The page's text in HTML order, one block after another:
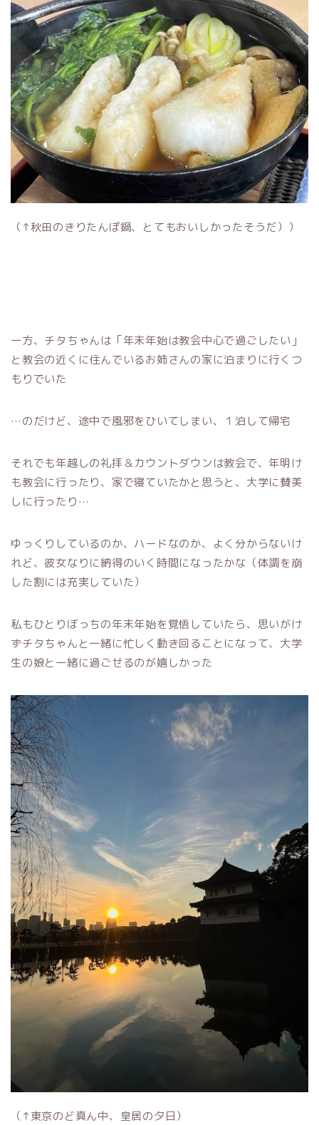
（↑秋田のきりたんぽ鍋、とてもおいしかったそうだ））
一方、チタちゃんは「年末年始は教会中心で過ごしたい」
と教会の近くに住んでいるお姉さんの家に泊まりに行くつ
もりでいた
…のだけど、途中で風邪をひいてしまい、１泊して帰宅
それでも年越しの礼拝＆カウントダウンは教会で、年明け
も教会に行ったり、家で寝ていたかと思うと、大学に賛美
しに行ったり…
ゆっくりしているのか、ハードなのか、よく分からないけ
れど、彼女なりに納得のいく時間になったかな（体調を崩
した割には充実していた）
私もひとりぼっちの年末年始を覚悟していたら、思いがけ
ずチタちゃんと一緒に忙しく動き回ることになって、大学
生の娘と一緒に過ごせるのが嬉しかった
（↑東京のど真ん中、皇居の夕日）